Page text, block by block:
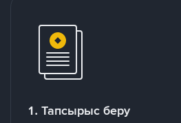
1. Тапсырыс беру